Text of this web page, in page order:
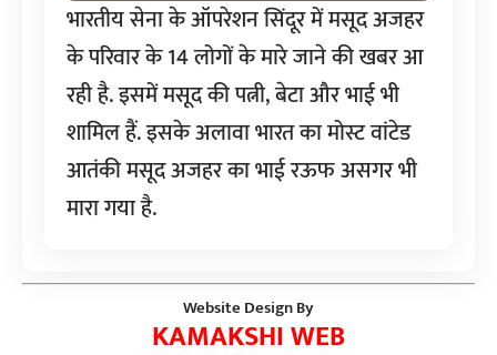
भारतीय सेना के ऑपरेशन सिंदूर में मसूद अजहर
के परिवार के 14 लोगों के मारे जाने की खबर आ
रही है. इसमें मसूद की पत्नी, बेटा और भाई भी
शामिल हैं. इसके अलावा भारत का मोस्ट वांटेड
आतंकी मसूद अजहर का भाई रऊफ असगर भी
मारा गया है.
Website Design By
KAMAKSHI WEB